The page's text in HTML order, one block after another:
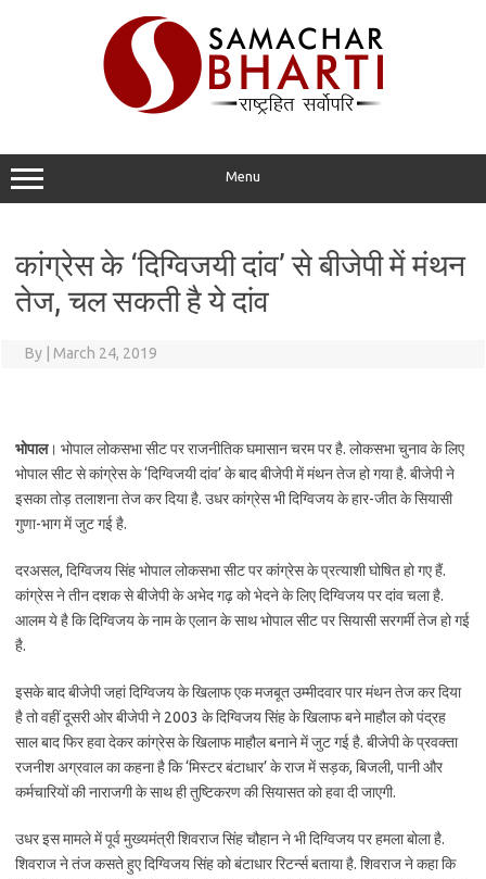
Menu
कांग्रेस के ‘दिग्विजयी दांव’ से बीजेपी में मंथन
तेज, चल सकती है ये दांव
By March 24, 2019
भोपाल। भोपाल लोकसभा सीट पर राजनीतिक घमासान चरम पर है. लोकसभा चुनाव के लिए
भोपाल सीट से कांग्रेस के ‘दिग्विजयी दांव’ के बाद बीजेपी में मंथन तेज हो गया है. बीजेपी ने
इसका तोड़ तलाशना तेज कर दिया है. उधर कांग्रेस भी दिग्विजय के हार-जीत के सियासी
गुणा-भाग में जुट गई है.
दरअसल, दिग्विजय सिंह भोपाल लोकसभा सीट पर कांग्रेस के प्रत्याशी घोषित हो गए हैं.
कांग्रेस ने तीन दशक से बीजेपी के अभेद गढ़ को भेदने के लिए दिग्विजय पर दांव चला है.
आलम ये है कि दिग्विजय के नाम के एलान के साथ भोपाल सीट पर सियासी सरगर्मी तेज हो गई
है.
इसके बाद बीजेपी जहां दिग्विजय के खिलाफ एक मजबूत उम्मीदवार पार मंथन तेज कर दिया
है तो वहीं दूसरी ओर बीजेपी ने 2003 के दिग्विजय सिंह के खिलाफ बने माहौल को पंद्रह
साल बाद फिर हवा देकर कांग्रेस के खिलाफ माहौल बनाने में जुट गई है. बीजेपी के प्रवक्ता
रजनीश अग्रवाल का कहना है कि ‘मिस्टर बंटाधार’ के राज में सड़क, बिजली, पानी और
कर्मचारियों की नाराजगी के साथ ही तुष्टिकरण की सियासत को हवा दी जाएगी.
उधर इस मामले में पूर्व मुख्यमंत्री शिवराज सिंह चौहान ने भी दिग्विजय पर हमला बोला है.
शिवराज ने तंज कसते हुए दिग्विजय सिंह को बंटाधार रिटर्न्स बताया है. शिवराज ने कहा कि